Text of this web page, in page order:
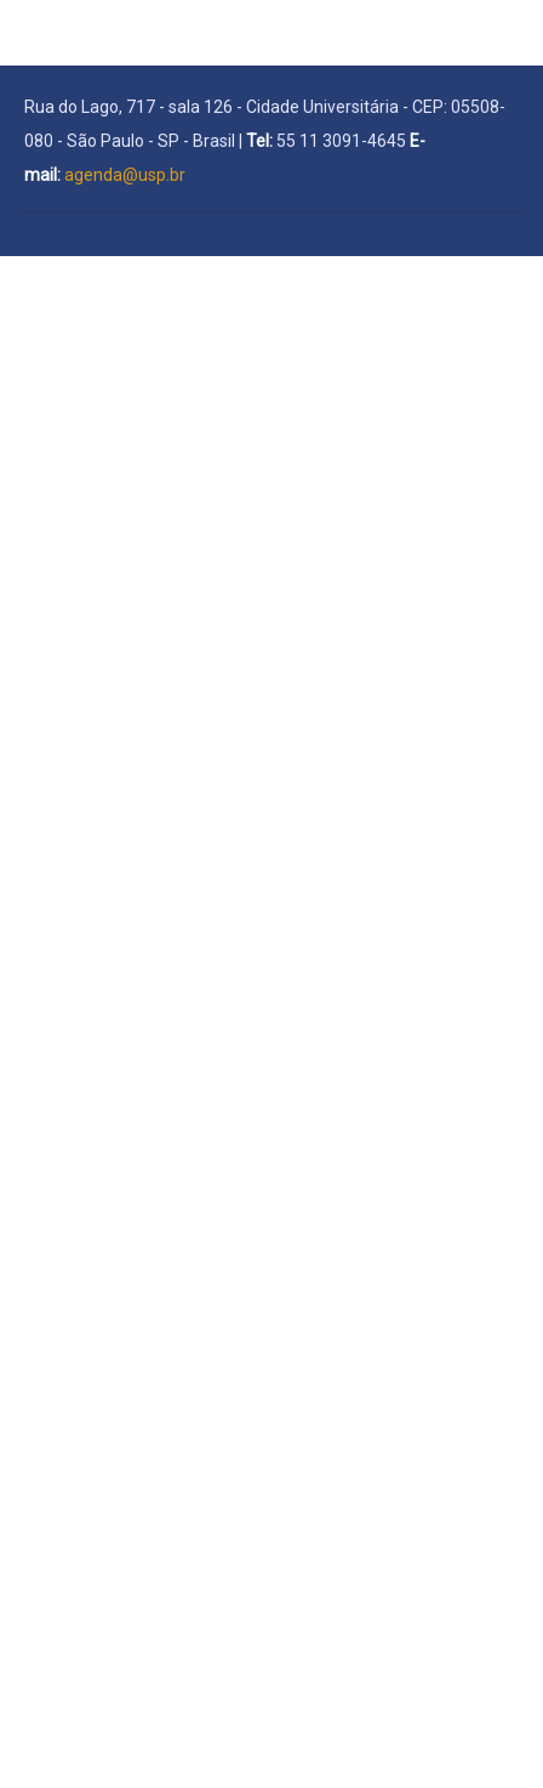
Rua do Lago, 717 - sala 126 - Cidade Universitária - CEP: 05508-
080 - São Paulo - SP - Brasil | Tel: 55 11 3091-4645 E-
mail:agenda@usp.br